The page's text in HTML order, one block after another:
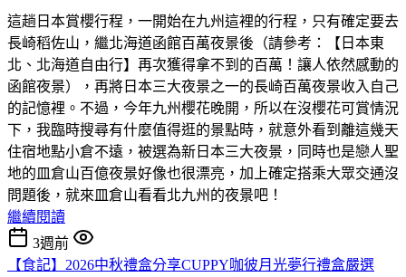
這趟日本賞櫻行程，一開始在九州這裡的行程，只有確定要去
長崎稻佐山，繼北海道函館百萬夜景後（請參考：【日本東
北、北海道自由行】再次獲得拿不到的百萬！讓人依然感動的
函館夜景），再將日本三大夜景之一的長崎百萬夜景收入自己
的記憶裡。不過，今年九州櫻花晚開，所以在沒櫻花可賞情況
下，我臨時搜尋有什麼值得逛的景點時，就意外看到離這幾天
住宿地點小倉不遠，被選為新日本三大夜景，同時也是戀人聖
地的皿倉山百億夜景好像也很漂亮，加上確定搭乘大眾交通沒
問題後，就來皿倉山看看北九州的夜景吧！
繼續閱讀
3週前
【食記】2026中秋禮盒分享CUPPY咖彼月光夢行禮盒嚴選